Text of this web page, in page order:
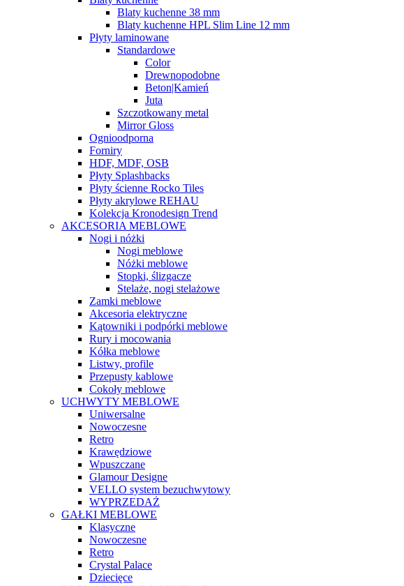
Blaty kuchenne 38 mm
Blaty kuchenne HPL Slim Line 12 mm
Płyty laminowane
Standardowe
Color
Drewnopodobne
Beton|Kamień
Juta
Szczotkowany metal
Mirror Gloss
Ognioodporna
Forniry
HDF, MDF, OSB
Płyty Splashbacks
Płyty ścienne Rocko Tiles
Płyty akrylowe REHAU
Kolekcja Kronodesign Trend
AKCESORIA MEBLOWE
Nogi i nóżki
Nogi meblowe
Nóżki meblowe
Stopki, ślizgacze
Stelaże, nogi stelażowe
Zamki meblowe
Akcesoria elektryczne
Kątowniki i podpórki meblowe
Rury i mocowania
Kółka meblowe
Listwy, profile
Przepusty kablowe
Cokoły meblowe
UCHWYTY MEBLOWE
Uniwersalne
Nowoczesne
Retro
Krawędziowe
Wpuszczane
Glamour Designe
VELLO system bezuchwytowy
WYPRZEDAŻ
GAŁKI MEBLOWE
Klasyczne
Nowoczesne
Retro
Crystal Palace
Dziecięce